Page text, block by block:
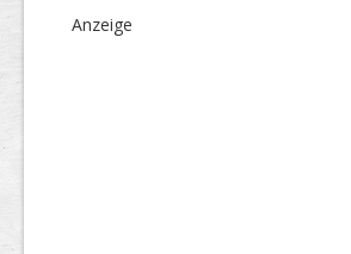
Anzeige